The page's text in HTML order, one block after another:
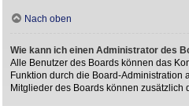
Nach oben
Wie kann ich einen Administrator des
Alle Benutzer des Boards können das
Funktion durch die Board-Administration
Mitglieder des Boards können zusätzlich